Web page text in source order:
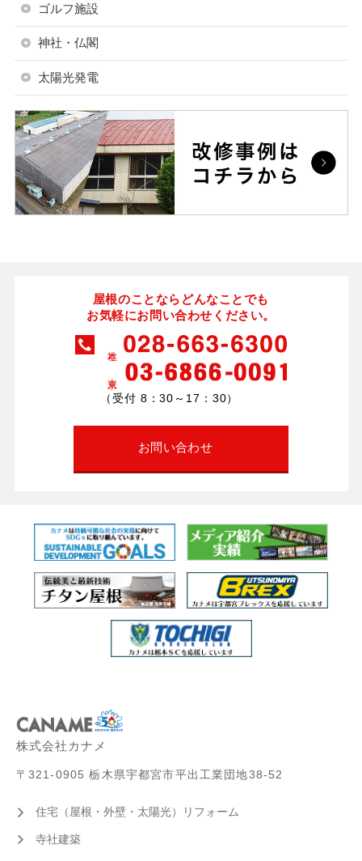
ゴルフ施設
神社・仏閣
太陽光発電
屋根のことならどんなことでも
お気軽にお問い合わせください。
（受付 8：30～17：30）
お問い合わせ
株式会社カナメ
〒321-0905 栃木県宇都宮市平出工業団地38-52
住宅（屋根・外壁・太陽光）リフォーム
寺社建築